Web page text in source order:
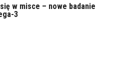
w misce – nowe badanie
3